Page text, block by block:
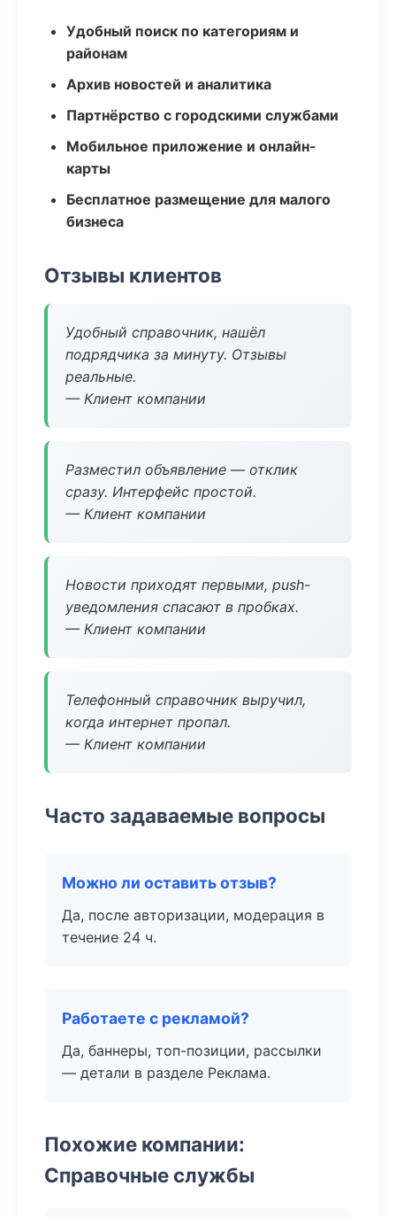
Удобный поиск по категориям и
районам
Архив новостей и аналитика
Партнёрство с городскими службами
Мобильное приложение и онлайн-
карты
Бесплатное размещение для малого
бизнеса
Отзывы клиентов
Удобный справочник, нашёл
подрядчика за минуту. Отзывы
реальные.
— Клиент компании
Разместил объявление — отклик
сразу. Интерфейс простой.
— Клиент компании
Новости приходят первыми, push-
уведомления спасают в пробках.
— Клиент компании
Телефонный справочник выручил,
когда интернет пропал.
— Клиент компании
Часто задаваемые вопросы
Можно ли оставить отзыв?
Да, после авторизации, модерация в
течение 24 ч.
Работаете с рекламой?
Да, баннеры, топ-позиции, рассылки
— детали в разделе Реклама.
Похожие компании:
Справочные службы